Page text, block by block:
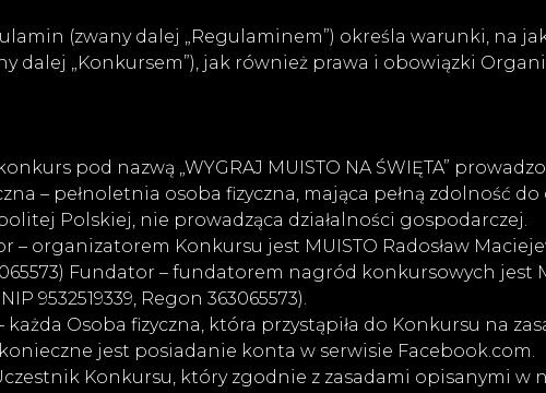
(zwany dalej „Regulaminem”) określa warunki, na
dalej „Konkursem”), jak również prawa i obowiązki
pod nazwą „WYGRAJ MUISTO NA ŚWIĘTA”
– pełnoletnia osoba fizyczna, mająca pełną zdolność
Polskiej, nie prowadząca działalności gospodarczej.
– organizatorem Konkursu jest MUISTO Radosław
Fundator – fundatorem nagród konkursowych jest
9532519339, Regon 363065573).
każda Osoba fizyczna, która przystąpiła do Konkursu na
jest posiadanie konta w serwisie Facebook.com.
Konkursu, który zgodnie z zasadami opisanymi